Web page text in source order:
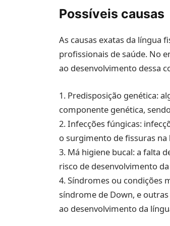
Possíveis causas
As causas exatas da língua
profissionais de saúde. No
ao desenvolvimento dessa
1. Predisposição genética:
componente genética,
2. Infecções fúngicas:
o surgimento de fissuras na
3. Má higiene bucal: a falta
risco de desenvolvimento
4. Síndromes ou condições
síndrome de Down, e
ao desenvolvimento da